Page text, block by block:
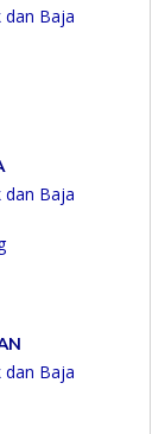
dan Baja
dan Baja
dan Baja